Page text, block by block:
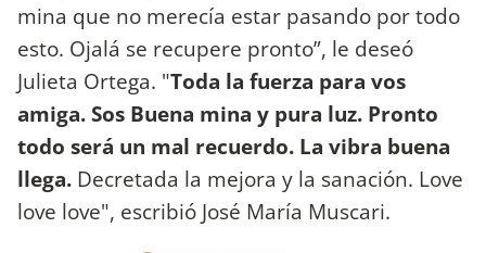
mina que no merecía estar pasando por todo
esto. Ojalá se recupere pronto”, le deseó
Julieta Ortega. "Toda la fuerza para vos
amiga. Sos Buena mina y pura luz. Pronto
todo será un mal recuerdo. La vibra buena
llega. Decretada la mejora y la sanación. Love
love love", escribió José María Muscari.